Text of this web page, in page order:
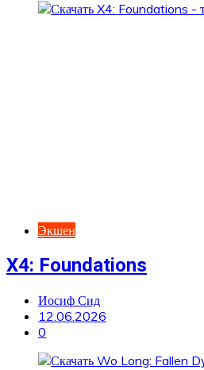
Экшен
X4: Foundations
Иосиф Сид
12.06.2026
0